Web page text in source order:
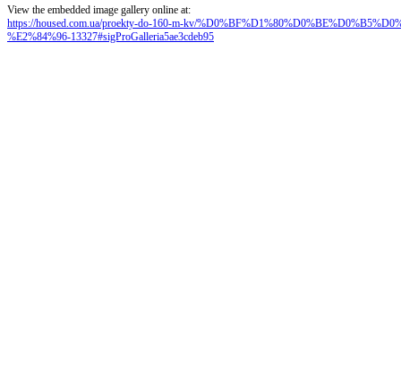
View the embedded image gallery online at:
https://housed.com.ua/proekty-do-160-m-kv/
%E2%84%96-13327#sigProGalleria5ae3cdeb95